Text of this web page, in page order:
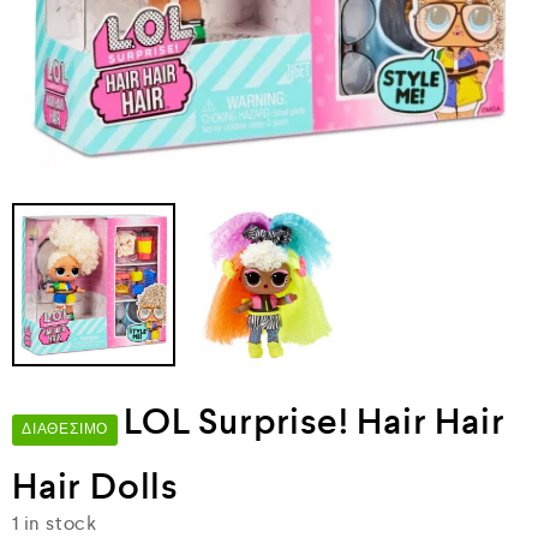
ΔΙΑΘΈΣΙΜΟ
LOL Surprise! Hair Hair
Hair Dolls
1 in stock